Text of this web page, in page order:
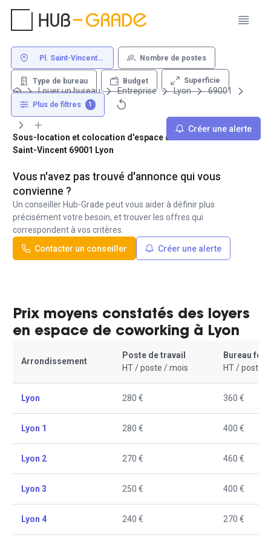
Pl. Saint-Vincent
Nombre de postes
Type de bureau Budget Superficie
Plus de filtres 1
Créer une alerte
Louer un bureau Entreprise Lyon
69001
Pl. Saint-Vincent
Sous-location et colocation d'espace de travail - Place
Saint-Vincent 69001 Lyon
Vous n'avez pas trouvé d'annonce qui vous
convienne ?
Un conseiller Hub-Grade peut vous aider à définir plus
précisément votre besoin, et trouver les offres qui
correspondent à vos critères.
Contacter un conseiller
Créer une alerte
Prix moyens constatés des loyers
en espace de coworking à Lyon
Arrondissement
Poste de travail
HT / poste / mois
Bureau
HT / poste /
Lyon 280 € 360 €
Lyon 1 280 € 400 €
Lyon 2 270 € 460 €
Lyon 3 250 € 400 €
Lyon 4 240 € 270 €